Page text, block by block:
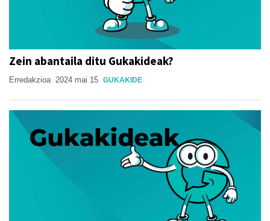
Zein abantaila ditu Gukakideak?
Erredakzioa 2024 mai 15 GUKAKIDE